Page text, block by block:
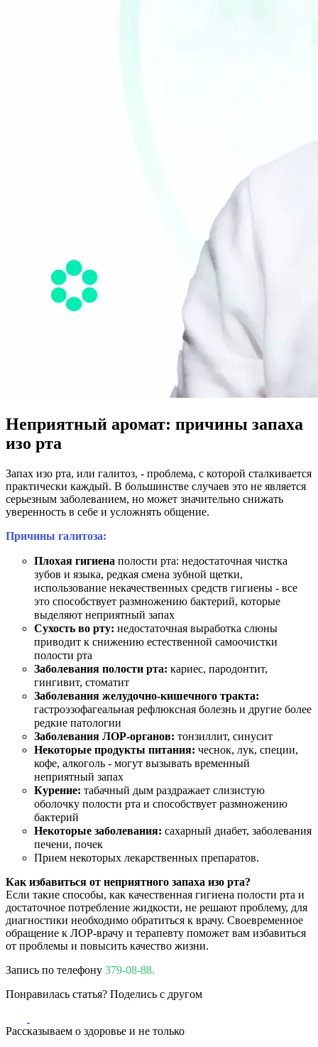
Неприятный аромат: причины запаха
изо рта
Запах изо рта, или галитоз, - проблема, с которой сталкивается
практически каждый. В большинстве случаев это не является
серьезным заболеванием, но может значительно снижать
уверенность в себе и усложнять общение.
Причины галитоза:
Плохая гигиена полости рта: недостаточная чистка
зубов и языка, редкая смена зубной щетки,
использование некачественных средств гигиены - все
это способствует размножению бактерий, которые
выделяют неприятный запах
Сухость во рту: недостаточная выработка слюны
приводит к снижению естественной самоочистки
полости рта
Заболевания полости рта: кариес, пародонтит,
гингивит, стоматит
Заболевания желудочно-кишечного тракта:
гастроэзофагеальная рефлюксная болезнь и другие более
редкие патологии
Заболевания ЛОР-органов: тонзиллит, синусит
Некоторые продукты питания: чеснок, лук, специи,
кофе, алкоголь - могут вызывать временный
неприятный запах
Курение: табачный дым раздражает слизистую
оболочку полости рта и способствует размножению
бактерий
Некоторые заболевания: сахарный диабет, заболевания
печени, почек
Прием некоторых лекарственных препаратов.
Как избавиться от неприятного запаха изо рта?
Если такие способы, как качественная гигиена полости рта и
достаточное потребление жидкости, не решают проблему, для
диагностики необходимо обратиться к врачу. Своевременное
обращение к ЛОР-врачу и терапевту поможет вам избавиться
от проблемы и повысить качество жизни.
Запись по телефону 379-08-88.
Понравилась статья? Поделись с другом
Рассказываем о здоровье и не только